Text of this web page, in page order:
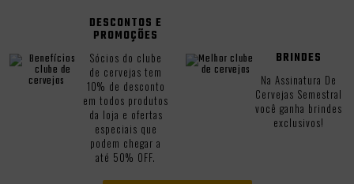
DESCONTOS E
PROMOÇÕES
Sócios do clube
de cervejas tem
10% de desconto
em todos produtos
da loja e ofertas
especiais que
podem chegar a
até 50% OFF.
BRINDES
Na Assinatura De
Cervejas Semestral
você ganha brindes
exclusivos!